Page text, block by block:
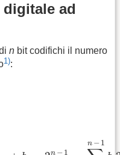
ad
n bit codifichi il numero
1):
n −1
n −1
b 2